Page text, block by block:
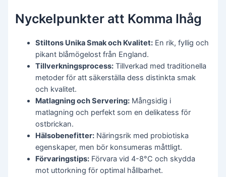
Nyckelpunkter att Komma Ihåg
Stiltons Unika Smak och Kvalitet: En rik, fyllig och
pikant blåmögelost från England.
Tillverkningsprocess: Tillverkad med traditionella
metoder för att säkerställa dess distinkta smak
och kvalitet.
Matlagning och Servering: Mångsidig i
matlagning och perfekt som en delikatess för
ostbrickan.
Hälsobenefitter: Näringsrik med probiotiska
egenskaper, men bör konsumeras måttligt.
Förvaringstips: Förvara vid 4-8°C och skydda
mot uttorkning för optimal hållbarhet.